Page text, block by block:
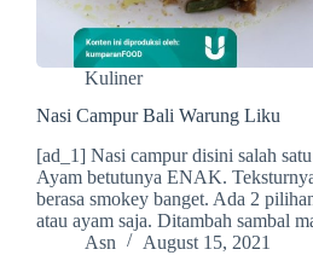
Kuliner
Nasi Campur Bali Warung Liku
[ad_1] Nasi campur disini salah
Ayam betutunya ENAK.
berasa smokey banget. Ada 2
atau ayam saja. Ditambah sambal
Asn
August 15, 2021